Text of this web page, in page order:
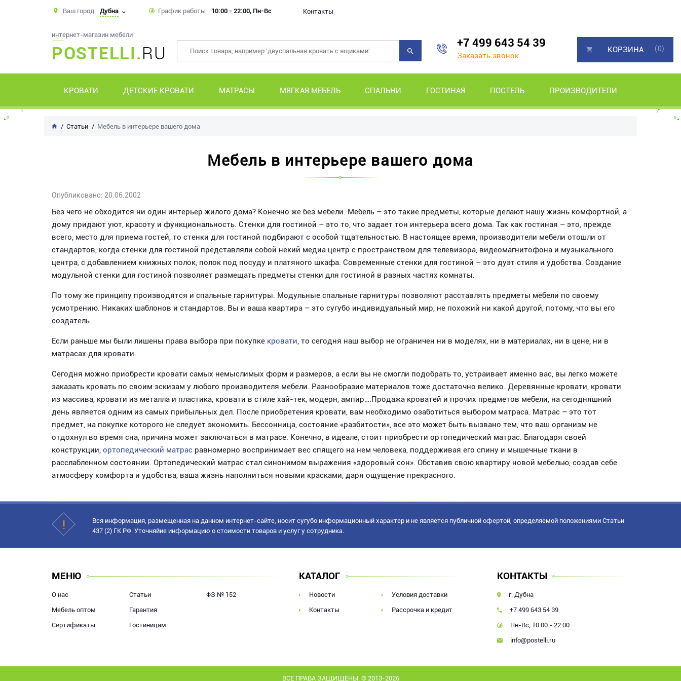
Ваш город Дубна График работы 10:00 - 22:00, Пн-Вс Контакты
интернет-магазин мебели
POSTELLI.RU
+7 499 643 54 39
Заказать звонок
КРОВАТИ ДЕТСКИЕ КРОВАТИ МАТРАСЫ МЯГКАЯ МЕБЕЛЬ СПАЛЬНИ ГОСТИНАЯ ПОСТЕЛЬ ПРОИЗВОДИТЕЛИ
КОРЗИНА (0)
Статьи Мебель в интерьере вашего дома
Мебель в интерьере вашего дома
Опубликовано: 20.06.2002
Без чего не обходится ни один интерьер жилого дома? Конечно же без мебели. Мебель – это такие предметы, которые делают нашу жизнь комфортной, а
дому придают уют, красоту и функциональность. Стенки для гостиной – это то, что задает тон интерьера всего дома. Так как гостиная – это, прежде
всего, место для приема гостей, то стенки для гостиной подбирают с особой тщательностью. В настоящее время, производители мебели отошли от
стандартов, когда стенки для гостиной представляли собой некий медиа центр с пространством для телевизора, видеомагнитофона и музыкального
центра, с добавлением книжных полок, полок под посуду и платяного шкафа. Современные стенки для гостиной – это дуэт стиля и удобства. Создание
модульной стенки для гостиной позволяет размещать предметы стенки для гостиной в разных частях комнаты.
По тому же принципу производятся и спальные гарнитуры. Модульные спальные гарнитуры позволяют расставлять предметы мебели по своему
усмотрению. Никаких шаблонов и стандартов. Вы и ваша квартира – это сугубо индивидуальный мир, не похожий ни какой другой, потому, что вы его
создатель.
Если раньше мы были лишены права выбора при покупке кровати, то сегодня наш выбор не ограничен ни в моделях, ни в материалах, ни в цене, ни в
матрасах для кровати.
Сегодня можно приобрести кровати самых немыслимых форм и размеров, а если вы не смогли подобрать то, устраивает именно вас, вы легко можете
заказать кровать по своим эскизам у любого производителя мебели. Разнообразие материалов тоже достаточно велико. Деревянные кровати, кровати
из массива, кровати из металла и пластика, кровати в стиле хай-тек, модерн, ампир….Продажа кроватей и прочих предметов мебели, на сегодняшний
день является одним из самых прибыльных дел. После приобретения кровати, вам необходимо озаботиться выбором матраса. Матрас – это тот
предмет, на покупке которого не следует экономить. Бессонница, состояние «разбитости», все это может быть вызвано тем, что ваш организм не
отдохнул во время сна, причина может заключаться в матрасе. Конечно, в идеале, стоит приобрести ортопедический матрас. Благодаря своей
конструкции, ортопедический матрас равномерно воспринимает вес спящего на нем человека, поддерживая его спину и мышечные ткани в
расслабленном состоянии. Ортопедический матрас стал синонимом выражения «здоровый сон». Обставив свою квартиру новой мебелью, создав себе
атмосферу комфорта и удобства, ваша жизнь наполниться новыми красками, даря ощущение прекрасного.
Вся информация, размещенная на данном интернет-сайте, носит сугубо информационный характер и не является публичной офертой, определяемой положениями Статьи
437 (2) ГК РФ. Уточняйие информацию о стоимости товаров и услуг у сотрудника.
МЕНЮ
О нас
Мебель оптом
Сертификаты
Статьи
Гарантия
Гостиницам
ФЗ № 152
КАТАЛОГ
Новости
Контакты
Условия доставки
Рассрочка и кредит
КОНТАКТЫ
г. Дубна
+7 499 643 54 39
Пн-Вс, 10:00 - 22:00
info@postelli.ru
ВСЕ ПРАВА ЗАЩИЩЕНЫ. © 2013-2026